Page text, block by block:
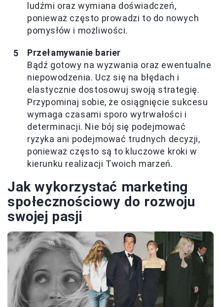
ludźmi oraz wymiana doświadczeń,
ponieważ często prowadzi to do nowych
pomysłów i możliwości.
Przełamywanie barier
Bądź gotowy na wyzwania oraz ewentualne
niepowodzenia. Ucz się na błędach i
elastycznie dostosowuj swoją strategię.
Przypominaj sobie, że osiągnięcie sukcesu
wymaga czasami sporo wytrwałości i
determinacji. Nie bój się podejmować
ryzyka ani podejmować trudnych decyzji,
ponieważ często są to kluczowe kroki w
kierunku realizacji Twoich marzeń.
Jak wykorzystać marketing
społecznościowy do rozwoju
swojej pasji